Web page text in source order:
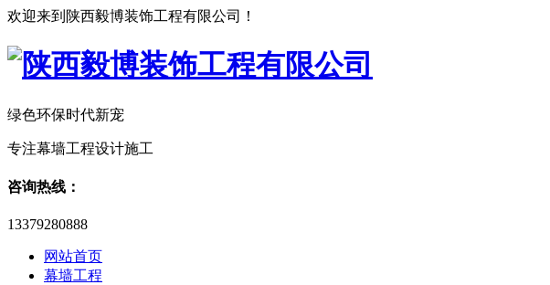
欢迎来到陕西毅博装饰工程有限公司！
绿色环保时代新宠
专注幕墙工程设计施工
咨询热线：
13379280888
网站首页
幕墙工程